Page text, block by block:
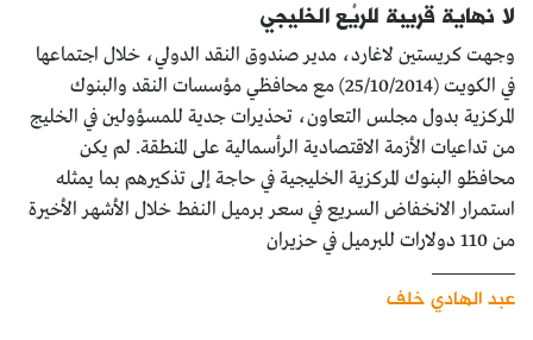
لا نهاية قريبة للريْع الخليجي
وجهت كريستين لاغارد، مدير صندوق النقد الدولي، خلال اجتماعها
في الكويت (25/10/2014) مع محافظي مؤسسات النقد والبنوك
المركزية بدول مجلس التعاون، تحذيرات جدية للمسؤولين في الخليج
من تداعيات الأزمة الاقتصادية الرأسمالية على المنطقة. لم يكن
محافظو البنوك المركزية الخليجية في حاجة إلى تذكيرهم بما يمثله
استمرار الانخفاض السريع في سعر برميل النفط خلال الأشهر الأخيرة
من 110 دولارات للبرميل في حزيران
عبد الهادي خلف